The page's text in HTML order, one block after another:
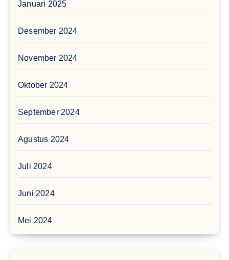
Januari 2025
Desember 2024
November 2024
Oktober 2024
September 2024
Agustus 2024
Juli 2024
Juni 2024
Mei 2024